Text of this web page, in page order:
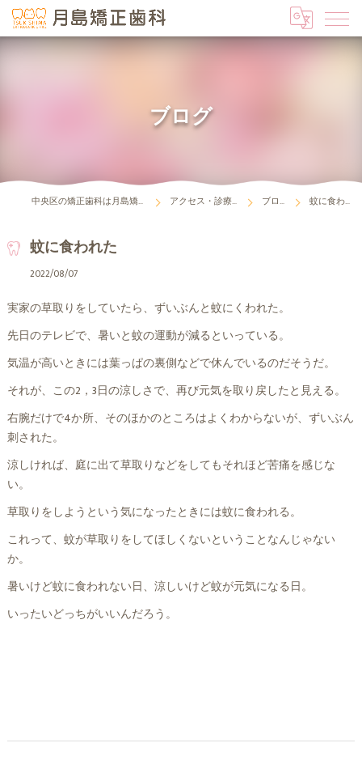
ブログ
中央区の矯正歯科は月島矯正歯科 アクセス・診療時間 ブログ 蚊に食われた
蚊に食われた
2022/08/07
実家の草取りをしていたら、ずいぶんと蚊にくわれた。
先日のテレビで、暑いと蚊の運動が減るといっている。
気温が高いときには葉っぱの裏側などで休んでいるのだそうだ。
それが、この2，3日の涼しさで、再び元気を取り戻したと見える。
右腕だけで4か所、そのほかのところはよくわからないが、ずいぶん
刺された。
涼しければ、庭に出て草取りなどをしてもそれほど苦痛を感じな
い。
草取りをしようという気になったときには蚊に食われる。
これって、蚊が草取りをしてほしくないということなんじゃない
か。
暑いけど蚊に食われない日、涼しいけど蚊が元気になる日。
いったいどっちがいいんだろう。